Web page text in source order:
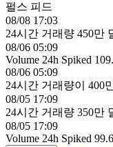
펄스 피드
08/08 17:03
24시간 거래량 450만
08/06 05:09
Volume 24h Spiked
08/06 05:09
24시간 거래량이 400
08/05 17:09
24시간 거래량 350만
08/05 17:09
Volume 24h Spiked